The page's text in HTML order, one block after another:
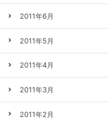
2011年6月
2011年5月
2011年4月
2011年3月
2011年2月